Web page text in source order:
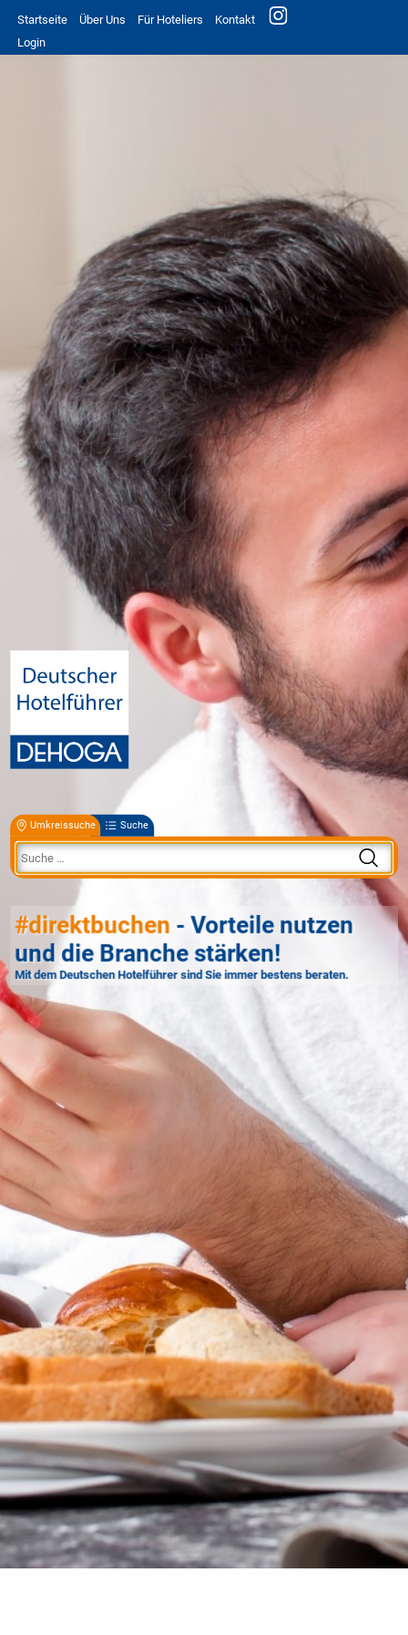
Startseite Über Uns Für Hoteliers
Kontakt
Login
Umkreissuche Suche
#direktbuchen - Vorteile nutzen
und die Branche stärken!
Mit dem Deutschen Hotelführer sind Sie immer bestens beraten.